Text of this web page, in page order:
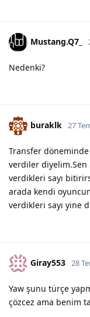
Mustang.Q7_
Nedenki?
buraklk 27
Transfer döneminde
verdiler diyelim.Sen
verdikleri sayı
arada kendi
verdikleri sayı yine
Giray553 28
Yaw şunu türçe
çözcez ama benim